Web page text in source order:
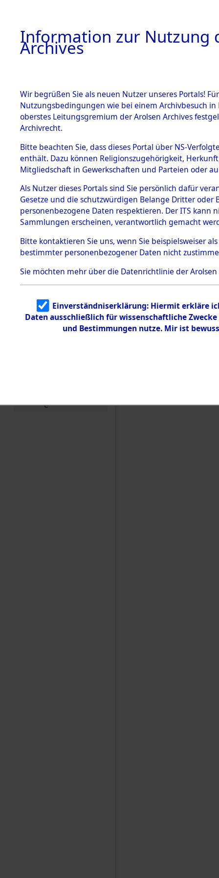
BESTÄNDE
1.
mente
5. Verschiedenes
5.3
Todesmärsche
5.3.1 Alliierte
Erhebungen
zu
Todesmärsch
en
5.3.2
Identifizierun
g
5.3.3
Todesmärsch
e
Aktion
→0381
Information zur Nutzung
Archives
Wir begrüßen Sie als neuen Nutzer unseres Portals!
Nutzungsbedingungen wie bei einem Archivbesuch
oberstes Leitungsgremium der Arolsen Archives
Archivrecht.
Bitte beachten Sie, dass dieses Portal über NS-
enthält. Dazu können Religionszugehörigkeit,
Mitgliedschaft in Gewerkschaften und Parteien oder
Als Nutzer dieses Portals sind Sie persönlich dafür
Gesetze und die schutzwürdigen Belange Dritter
personenbezogene Daten respektieren. Der ITS
Sammlungen erscheinen, verantwortlich gemacht
Bitte kontaktieren Sie uns, wenn Sie beispielsweiser
bestimmter personenbezogener Daten nicht
Sie möchten mehr über die Datenrichtlinie der Arolsen
Einverständniserklärung: Hiermit erkläre
Daten ausschließlich für wissenschaftliche
und Bestimmungen nutze. Mir ist